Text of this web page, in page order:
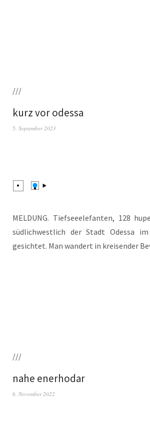
///
kurz vor odessa
5. September 2023
MELDUNG. Tief­see­ele­fan­ten, 128
süd­lich­west­lich der Stadt Odes­sa
gesich­tet. Man wan­dert in krei­sen­der
///
nahe enerhodar
6. November 2022